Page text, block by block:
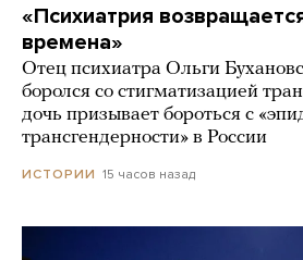
«Психиатрия
времена»
Отец психиатра Ольги
боролся со стигматизацией
дочь призывает бороться с
трансгендерности» в России
ИСТОРИИ 15 часов назад